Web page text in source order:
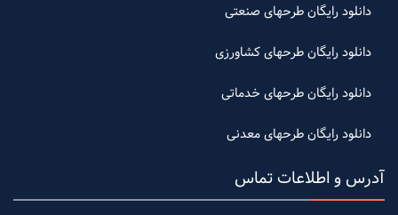
دانلود رایگان طرحهای صنعتی
دانلود رایگان طرحهای کشاورزی
دانلود رایگان طرحهای خدماتی
دانلود رایگان طرحهای معدنی
آدرس و اطلاعات تماس